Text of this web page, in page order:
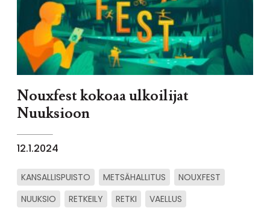
Nouxfest kokoaa ulkoilijat
Nuuksioon
12.1.2024
KANSALLISPUISTO METSÄHALLITUS
NOUXFEST
NUUKSIO
RETKEILY RETKI VAELLUS